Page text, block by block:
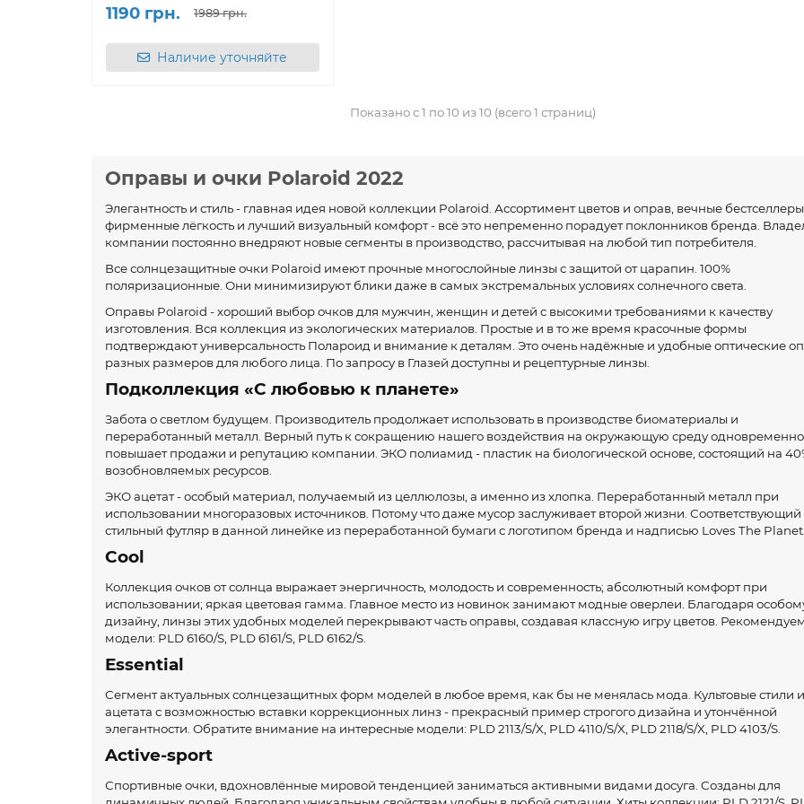
1190 грн. 1989 грн.
Наличие уточняйте
Показано с 1 по 10 из 10 (всего 1 страниц)
Оправы и очки Polaroid 2022
Элегантность и стиль - главная идея новой коллекции Polaroid. Ассортимент цветов и оправ, вечные бестселлеры,
фирменные лёгкость и лучший визуальный комфорт - всё это непременно порадует поклонников бренда.
компании постоянно внедряют новые сегменты в производство, рассчитывая на любой тип потребителя.
Все солнцезащитные очки Polaroid имеют прочные многослойные линзы с защитой от царапин. 100%
поляризационные. Они минимизируют блики даже в самых экстремальных условиях солнечного света.
Оправы Polaroid - хороший выбор очков для мужчин, женщин и детей с высокими требованиями к качеству
изготовления. Вся коллекция из экологических материалов. Простые и в то же время красочные формы
подтверждают универсальность Полароид и внимание к деталям. Это очень надёжные и удобные оптические
разных размеров для любого лица. По запросу в Глазей доступны и рецептурные линзы.
Подколлекция «С любовью к планете»
Забота о светлом будущем. Производитель продолжает использовать в производстве биоматериалы и
переработанный металл. Верный путь к сокращению нашего воздействия на окружающую среду одновременно
повышает продажи и репутацию компании. ЭКО полиамид - пластик на биологической основе, состоящий на
возобновляемых ресурсов.
ЭКО ацетат - особый материал, получаемый из целлюлозы, а именно из хлопка. Переработанный металл при
использовании многоразовых источников. Потому что даже мусор заслуживает второй жизни. Соответствующий
стильный футляр в данной линейке из переработанной бумаги с логотипом бренда и надписью Loves The Planet.
Cool
Коллекция очков от солнца выражает энергичность, молодость и современность; абсолютный комфорт при
использовании; яркая цветовая гамма. Главное место из новинок занимают модные оверлеи. Благодаря
дизайну, линзы этих удобных моделей перекрывают часть оправы, создавая классную игру цветов.
модели: PLD 6160/S, PLD 6161/S, PLD 6162/S.
Essential
Сегмент актуальных солнцезащитных форм моделей в любое время, как бы не менялась мода. Культовые стили
ацетата с возможностью вставки коррекционных линз - прекрасный пример строгого дизайна и утончённой
элегантности. Обратите внимание на интересные модели: PLD 2113/S/X, PLD 4110/S/X, PLD 2118/S/X, PLD 4103/S.
Active-sport
Спортивные очки, вдохновлённые мировой тенденцией заниматься активными видами досуга. Созданы для